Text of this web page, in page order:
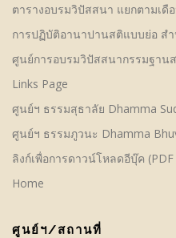
ตารางอบรมวิปัสสนา แยกตามเดื
การปฏิบัติอานาปานสติแบบย่อ ส
ศูนย์การอบรมวิปัสสนากรรมฐาน
Links Page
ศูนย์ฯ ธรรมสุธาลัย Dhamma
ศูนย์ฯ ธรรมภูวนะ Dhamma
ลิงก์เพื่อการดาวน์โหลดอีบุ๊ค (PDF
Home
ศูนย์ฯ/สถานที่